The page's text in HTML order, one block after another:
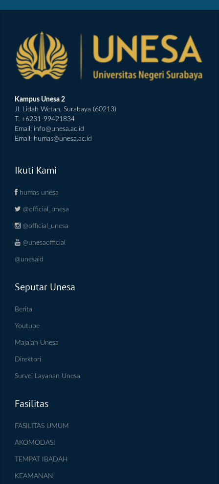
Kampus Unesa 2
Jl. Lidah Wetan, Surabaya (60213)
T: +6231-99421834
Email: info@unesa.ac.id
Email: humas@unesa.ac.id
Ikuti Kami
humas unesa
@official_unesa
@official_unesa
@unesaofficial
@unesaid
Seputar Unesa
Berita
Youtube
Majalah Unesa
Direktori
Survei Layanan Unesa
Fasilitas
FASILITAS UMUM
AKOMODASI
TEMPAT IBADAH
KEAMANAN